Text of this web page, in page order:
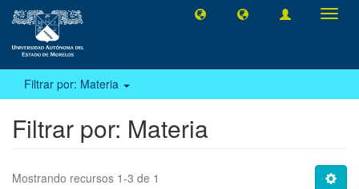
Filtrar por: Materia
Filtrar por: Materia
Mostrando recursos 1-3 de 1